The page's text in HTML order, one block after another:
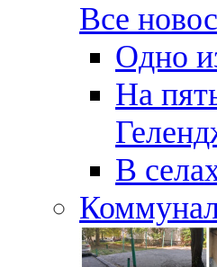
Все
Одно
На
В